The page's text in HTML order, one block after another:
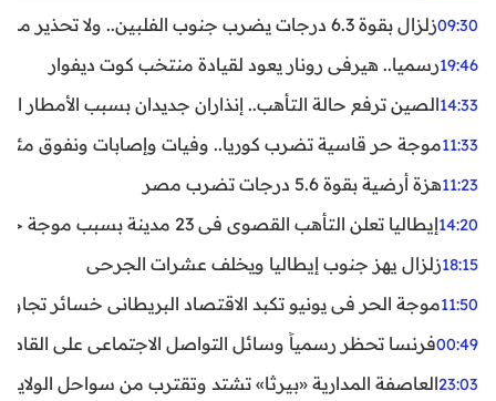
09:30زلزال بقوة 6.3 درجات يضرب جنوب الفلبين.. ولا تحذير من تسونامي حتى الآن
19:46رسميا.. هيرفي رونار يعود لقيادة منتخب كوت ديفوار
14:33الصين ترفع حالة التأهب.. إنذاران جديدان بسبب الأمطار
11:33موجة حر قاسية تضرب كوريا.. وفيات وإصابات ونفوق مئات
11:23هزة أرضية بقوة 5.6 درجات تضرب مصر
14:20إيطاليا تعلن التأهب القصوى في 23 مدينة بسبب موجة حر شديدة
18:15زلزال يهز جنوب إيطاليا ويخلف عشرات الجرحى
11:50موجة الحر في يونيو تكبد الاقتصاد البريطاني خسائر تجاوزت 1.5 مليار
00:49فرنسا تحظر رسمياً وسائل التواصل الاجتماعي على القاصرين
23:03العاصفة المدارية «بيرثا» تشتد وتقترب من سواحل